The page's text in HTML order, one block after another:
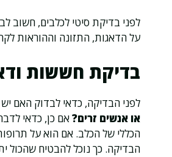
לפני בדיקת סיטי לכלבים, חשוב
על הדאגות, התזונה וההוראות
בדיקת חששות
לפני הבדיקה, כדאי לבדוק האם
או אנשים זרים?אם כן, כדאי
הכללי של הכלב. אם הוא על
הבדיקה. כך נוכל להבטיח שהכול